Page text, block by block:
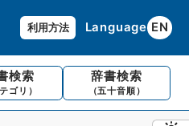
利用方法 Language EN
検索
ゴリ）
辞書検索
（五十音順）